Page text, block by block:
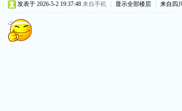
发表于 2026-5-2 19:37:48 来自手机 显示全部楼层 来自四川